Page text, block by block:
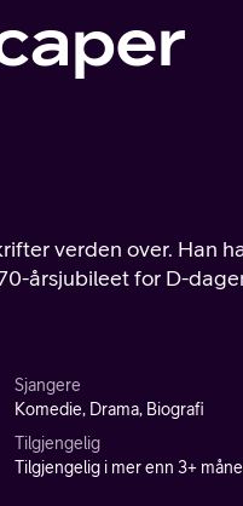
verden over. Han
årsjubileet for D-
Sjangere
Komedie, Drama, Biografi
Tilgjengelig
Tilgjengelig i mer enn 3+